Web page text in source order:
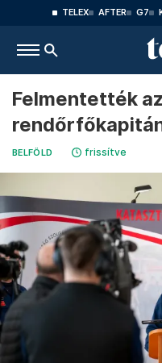
TELEX AFTER G7
Felmentették
BELFÖLD frissítve